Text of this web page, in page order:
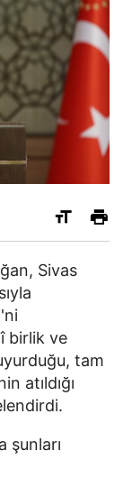
Sivas
birlik ve
tam
atıldığı
şunları